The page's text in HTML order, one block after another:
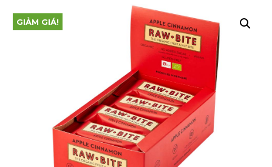
GIẢM GIÁ!